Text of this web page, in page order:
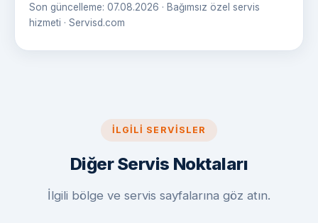
Son güncelleme: 07.08.2026 · Bağımsız özel servis
hizmeti · Servisd.com
İLGILI SERVISLER
Diğer Servis Noktaları
İlgili bölge ve servis sayfalarına göz atın.